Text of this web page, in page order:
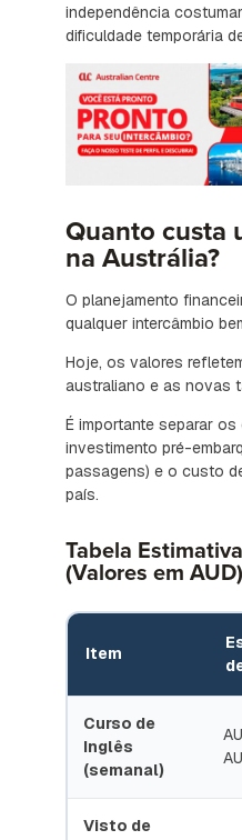
independência
dificuldade temporária
Quanto custa
na Austrália?
O planejamento
qualquer intercâmbio
Hoje, os valores
australiano e as novas
É importante separar
investimento pré-
passagens) e o custo
país.
Tabela
(Valores em AUD)
Item
Curso de
Inglês
(semanal)
Visto de